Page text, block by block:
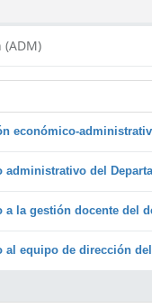
económico-
administrativo del
a la gestión docente del
al equipo de dirección